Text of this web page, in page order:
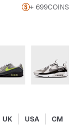
+ 699COINS
UK USA CM